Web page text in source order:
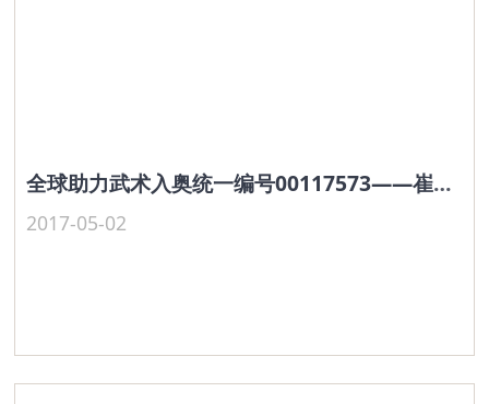
全球助力武术入奥统一编号00117573——崔淑芸
2017-05-02